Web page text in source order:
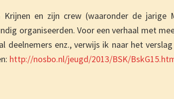
Krijnen en zijn crew (waaronder de jarige
organiseerden. Voor een verhaal met
deelnemers enz., verwijs ik naar het
http://nosbo.nl/jeugd/2013/BSK/